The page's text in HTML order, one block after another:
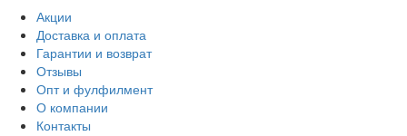
Акции
Доставка и оплата
Гарантии и возврат
Отзывы
Опт и фулфилмент
О компании
Контакты